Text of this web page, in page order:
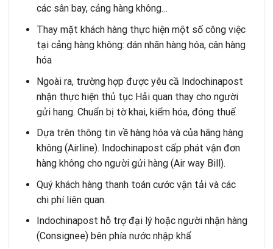
các sân bay, cảng hàng không…
Thay mặt khách hàng thực hiện một số công việc
tại cảng hàng không: dán nhãn hàng hóa, cân hàng
hóa
Ngoài ra, trường hợp được yêu cầ Indochinapost
nhận thực hiện thủ tục Hải quan thay cho người
gửi hang. Chuẩn bị tờ khai, kiểm hóa, đóng thuế.
Dựa trên thông tin về hàng hóa và của hãng hàng
không (Airline). Indochinapost cấp phát vận đơn
hàng không cho người gửi hàng (Air way Bill).
Quý khách hàng thanh toán cước vận tải và các
chi phí liên quan.
Indochinapost hỗ trợ đại lý hoặc người nhận hàng
(Consignee) bên phía nước nhập khẩ